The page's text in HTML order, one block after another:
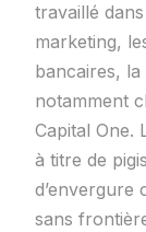
travaillé
marketing,
bancaires, la
notamment
Capital One.
à titre de
d’envergure
sans